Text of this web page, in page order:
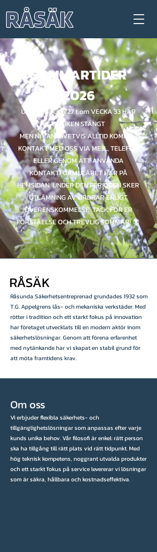
SOMMARTIDER
2026
UNDER VECKA 27 t.om VECKA 33 HAR
BUTIKEN STÄNGT
MEN NI KAN GIVETVIS ALLTID KOMMA I
KONTAKT MED OSS VIA MEJL, TELEFON
ELLER GENOM ATT ANVÄNDA
KONTAKTFORMULÄRET HÄR PÅ
HEMSIDAN. UNDER DEN PERIODEN SKER
UTLÄMNING AV ORDRAR ENLIGT
ÖVERENSKOMMELSE. TACK FÖR ER
FÖRSTÅELSE OCH TREVLIG SOMMAR! 😎
RÅSÄK
Råsunda Säkerhetsentreprenad grundades 1932 som
T.G. Appelgrens lås- och mekaniska verkstäder. Med
rötter i tradition och ett starkt fokus på innovation
har företaget utvecklats till en modern aktör inom
säkerhetslösningar. Genom att förena erfarenhet
med nytänkande har vi skapat en stabil grund för
att möta framtidens krav.
Om oss
Vi erbjuder flexibla säkerhets- och
tillgänglighetslösningar som anpassas efter varje
kunds unika behov. Vår filosofi är enkel: rätt person
ska ha tillgång till rätt plats vid rätt tidpunkt. Med
hög teknisk kompetens, noggrant utvalda produkter
och ett starkt fokus på service levererar vi lösningar
som är säkra, hållbara och kostnadseffektiva.